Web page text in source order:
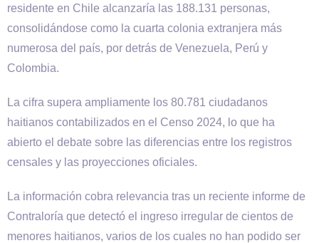
residente en Chile alcanzaría las 188.131 personas,
consolidándose como la cuarta colonia extranjera más
numerosa del país, por detrás de Venezuela, Perú y
Colombia.
La cifra supera ampliamente los 80.781 ciudadanos
haitianos contabilizados en el Censo 2024, lo que ha
abierto el debate sobre las diferencias entre los registros
censales y las proyecciones oficiales.
La información cobra relevancia tras un reciente informe de
Contraloría que detectó el ingreso irregular de cientos de
menores haitianos, varios de los cuales no han podido ser